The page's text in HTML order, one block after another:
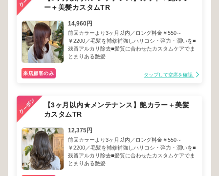
ー＋美髪カスタムTR
14,960円
前回カラーより3ヶ月以内／ロング料金￥550～
￥2200／毛髪を補修補強しハリコシ・弾力・潤いを■
残留アルカリ除去■髪質に合わせたカスタムケアでま
とまりある艶髪
来店顧客のみ タップして空席を確認
【3ヶ月以内★メンテナンス】艶カラー＋美髪
カスタムTR
12,375円
前回カラーより3ヶ月以内／ロング料金￥550～
￥2200／毛髪を補修補強しハリコシ・弾力・潤いを■
残留アルカリ除去■髪質に合わせたカスタムケアでま
とまりある艶髪